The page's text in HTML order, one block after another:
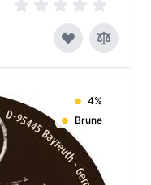
4%
Brune